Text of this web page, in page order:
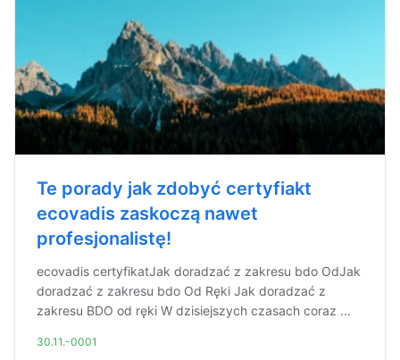
Te porady jak zdobyć certyfiakt
ecovadis zaskoczą nawet
profesjonalistę!
ecovadis certyfikatJak doradzać z zakresu bdo OdJak
doradzać z zakresu bdo Od Ręki Jak doradzać z
zakresu BDO od ręki W dzisiejszych czasach coraz ...
30.11.-0001